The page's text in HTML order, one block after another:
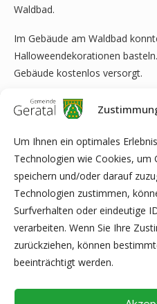
Um Ihnen ein optimales
Technologien wie Cookies, um
speichern und/oder darauf
Technologien zustimmen,
Surfverhalten oder eindeutige
verarbeiten. Wenn Sie Ihre
zurückziehen, können
beeinträchtigt werden.
Waldbad.
Im Gebäude am Waldbad
Halloweendekorationen
Gebäude kostenlos versorgt.
Wir sagen DANKE
allen Mitgliedern und Helfern,
Spielmannszug Geschwenda,
Sponsoren sowie den
insbesondere Lars Pitan, für
Veranstaltung.
Text und Bilder:
Waldbadverein Geschwenda e.V.